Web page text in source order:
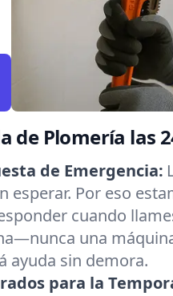
de Plomería las
de Emergencia:
esperar. Por eso
cuando
una
ayuda sin demora.
para la